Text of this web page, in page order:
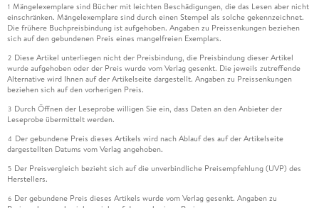
1 Mängelexemplare sind Bücher mit leichten Beschädigungen, die das Lesen aber nicht
einschränken. Mängelexemplare sind durch einen Stempel als solche gekennzeichnet.
Die frühere Buchpreisbindung ist aufgehoben. Angaben zu Preissenkungen beziehen
sich auf den gebundenen Preis eines mangelfreien Exemplars.
2 Diese Artikel unterliegen nicht der Preisbindung, die Preisbindung dieser Artikel
wurde aufgehoben oder der Preis wurde vom Verlag gesenkt. Die jeweils zutreffende
Alternative wird Ihnen auf der Artikelseite dargestellt. Angaben zu Preissenkungen
beziehen sich auf den vorherigen Preis.
3 Durch Öffnen der Leseprobe willigen Sie ein, dass Daten an den Anbieter der
Leseprobe übermittelt werden.
4 Der gebundene Preis dieses Artikels wird nach Ablauf des auf der Artikelseite
dargestellten Datums vom Verlag angehoben.
5 Der Preisvergleich bezieht sich auf die unverbindliche Preisempfehlung (UVP) des
Herstellers.
6 Der gebundene Preis dieses Artikels wurde vom Verlag gesenkt. Angaben zu